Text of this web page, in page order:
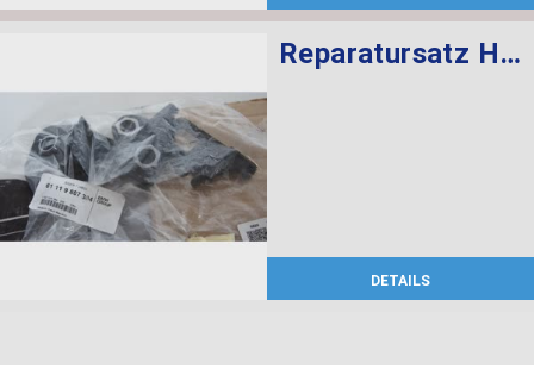
Reparatursatz Halter Scheinwerfer rechts
DETAILS